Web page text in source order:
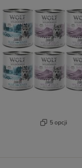
5 opcji